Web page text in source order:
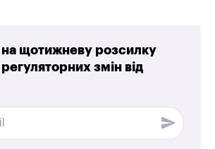
на щотижневу розсилку
змін від